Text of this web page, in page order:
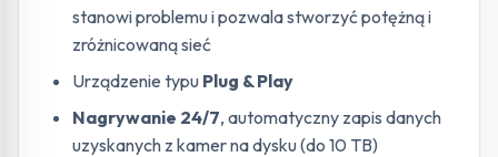
stanowi problemu i pozwala stworzyć potężną i
zróżnicowaną sieć
Urządzenie typu Plug & Play
Nagrywanie 24/7, automatyczny zapis danych
uzyskanych z kamer na dysku (do 10 TB)